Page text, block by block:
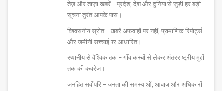
तेज़ और ताज़ा खबरें – प्रदेश, देश और दुनिया से जुड़ी हर बड़ी
सूचना तुरंत आपके पास।
विश्वसनीय स्रोत – खबरें अफवाहों पर नहीं, प्रामाणिक रिपोर्ट्स
और जमीनी सच्चाई पर आधारित।
स्थानीय से वैश्विक तक – गाँव-कस्बों से लेकर अंतरराष्ट्रीय मुद्दों
तक की कवरेज।
जनहित सर्वोपरि – जनता की समस्याओं, आवाज़ और अधिकारों